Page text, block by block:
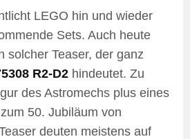
LEGO hin und wieder
Sets. Auch heute
solcher Teaser, der ganz
R2-D2 hindeutet. Zu
des Astromechs plus eines
50. Jubiläum von
deuten meistens auf